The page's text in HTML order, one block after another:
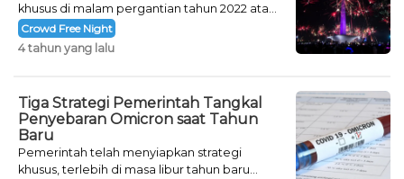
khusus di malam pergantian tahun 2022 atau
Crowd Free Night selama dua hari.
Crowd Free Night
4 tahun yang lalu
Tiga Strategi Pemerintah Tangkal
Penyebaran Omicron saat Tahun
Baru
Pemerintah telah menyiapkan strategi
khusus, terlebih di masa libur tahun baru